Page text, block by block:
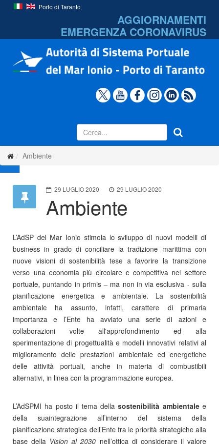
Porto di Taranto
AGGIORNAMENTI
EMERGENZA CORONAVIRUS
Ambiente
29 LUGLIO 2020 29 LUGLIO 2020
Ambiente
L’AdSP del Mar Ionio stimola lo sviluppo di nuovi modelli di
business in grado di conciliare la tradizione marittima con
nuove visioni di sostenibilità tese a favorire la transizione
verso una economia più circolare e competitiva nel settore
portuale, puntando in primis – ma non in via esclusiva - sulla
pianificazione energetica e ambientale. La sostenibilità
ambientale ha assunto, infatti, carattere di primaria
importanza e l’Ente ha avviato una serie di azioni e
collaborazioni volte all'approfondimento ed alla
sperimentazione di progettualità e modelli innovativi relativi al
miglioramento delle prestazioni ambientale ed energetiche
delle attività portuali, anche in materia di combustibili
alternativi, in linea con la programmazione europea.
L’AdSPMI ha posto il tema dellasostenibilità ambientalee
della suaintegrazione all’interno del sistema della
pianificazione strategica dell’Ente tra le priorità strategiche alla
base della Vision al 2030 nell’ottica di considerare il valore